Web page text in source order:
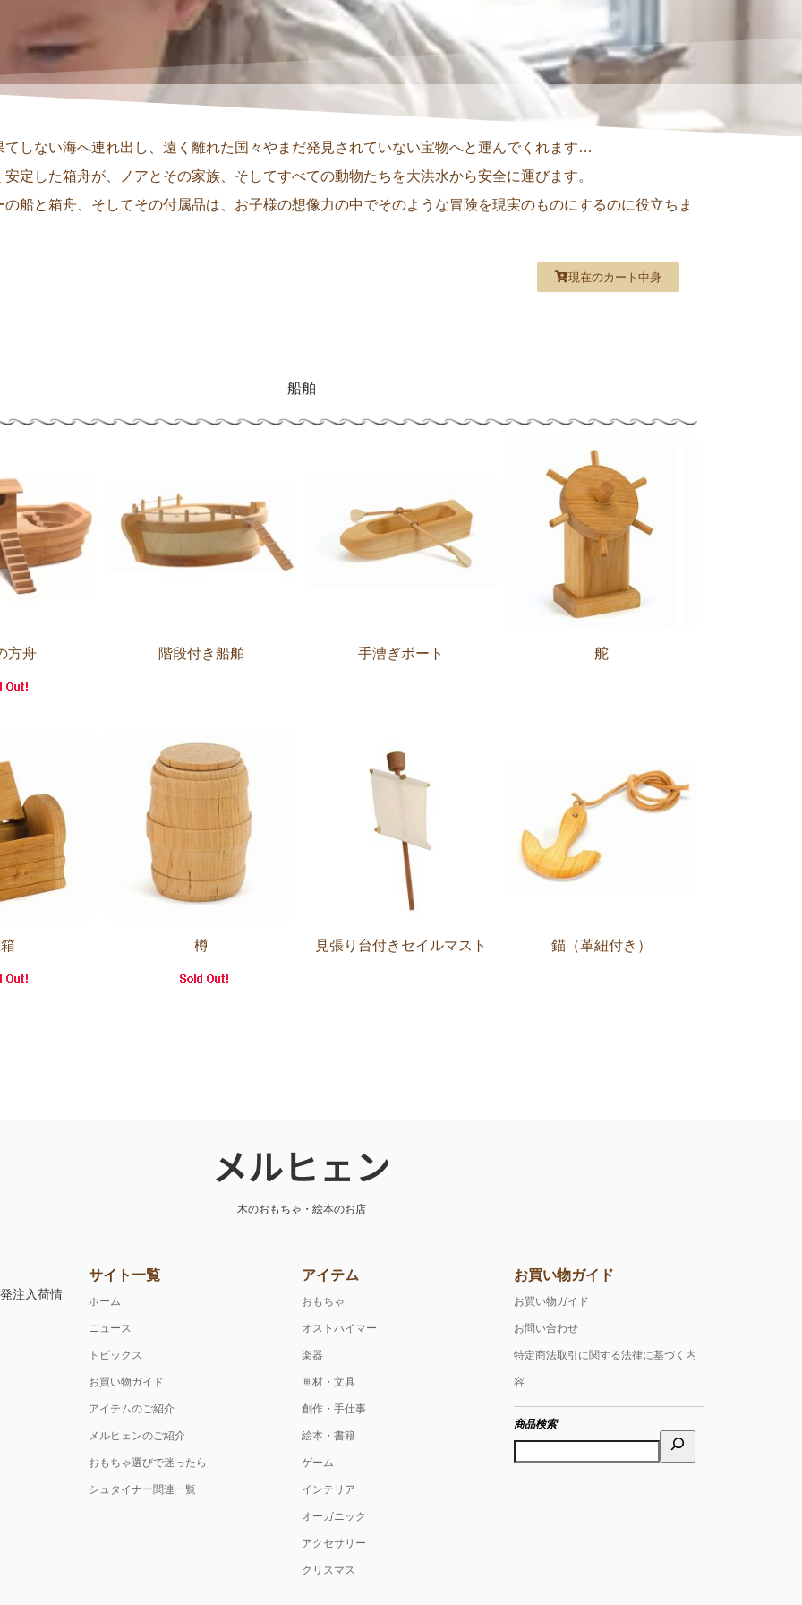
てしない海へ連れ出し、遠く離れた国々やまだ発見されていない宝物へと運んでくれます…
定した箱舟が、ノアとその家族、そしてすべての動物たちを大洪水から安全に運びます。
の船と箱舟、そしてその付属品は、お子様の想像力の中でそのような冒険を現実のものにするのに役立ちま
現在のカート中身
船舶
方舟 階段付き船舶 手漕ぎボート 舵
樽 見張り台付きセイルマスト 錨（革紐付き）
メルヒェン
木のおもちゃ・絵本のお店
注入荷情
サイト一覧
ホーム
ニュース
トピックス
お買い物ガイド
アイテムのご紹介
メルヒェンのご紹介
おもちゃ選びで迷ったら
シュタイナー関連一覧
アイテム
おもちゃ
オストハイマー
楽器
画材・文具
創作・手仕事
絵本・書籍
ゲーム
インテリア
オーガニック
アクセサリー
クリスマス
お買い物ガイド
お買い物ガイド
お問い合わせ
特定商法取引に関する法律に基づく内
容
商品検索